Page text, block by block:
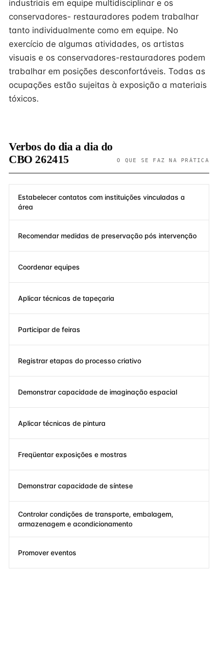
industriais em equipe multidisciplinar e os
conservadores- restauradores podem trabalhar
tanto individualmente como em equipe. No
exercício de algumas atividades, os artistas
visuais e os conservadores-restauradores podem
trabalhar em posições desconfortáveis. Todas as
ocupações estão sujeitas à exposição a materiais
tóxicos.
Verbos do dia a dia do
CBO 262415
O QUE SE FAZ NA PRÁTICA
Estabelecer contatos com instituições vinculadas a
área
Recomendar medidas de preservação pós intervenção
Coordenar equipes
Aplicar técnicas de tapeçaria
Participar de feiras
Registrar etapas do processo criativo
Demonstrar capacidade de imaginação espacial
Aplicar técnicas de pintura
Freqüentar exposições e mostras
Demonstrar capacidade de síntese
Controlar condições de transporte, embalagem,
armazenagem e acondicionamento
Promover eventos